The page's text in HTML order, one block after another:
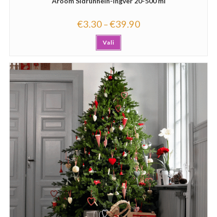
€3.30 –€39.90
Vali